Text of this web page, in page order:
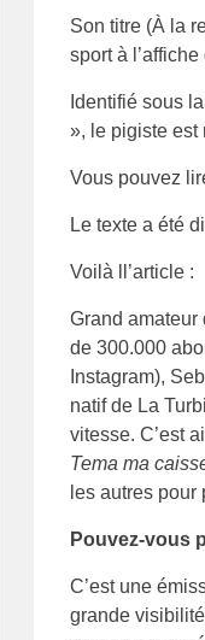
Son titre (À la
sport à
Identifié sous
», le pigiste est
Vous pouvez
Le texte a été
Voilà ll’article :
Grand amateur
de 300.000
Instagram),
natif de La
vitesse. C’est
Tema ma
les autres
Pouvez-vous
C’est une
grande